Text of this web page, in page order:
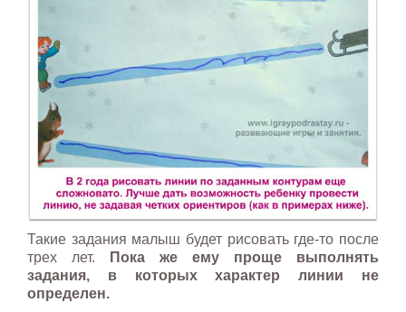
Такие задания малыш будет рисовать где-то после
трех лет.
Пока же ему проще выполнять
задания, в которых характер линии не
определен.